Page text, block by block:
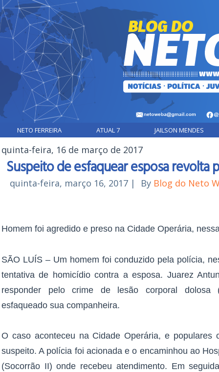
NETO FERREIRA ATUAL 7 JAILSON MENDES
quinta-feira, 16 de março de 2017
Suspeito de esfaquear esposa revolta
quinta-feira, março 16, 2017 | By Blog do Neto
Homem foi agredido e preso na Cidade Operária,
SÃO LUÍS – Um homem foi conduzido pela polícia,
tentativa de homicídio contra a esposa. Juarez
responder pelo crime de lesão corporal dolosa
esfaqueado sua companheira.
O caso aconteceu na Cidade Operária, e populares
suspeito. A polícia foi acionada e o encaminhou ao
(Socorrão II) onde recebeu atendimento. Em